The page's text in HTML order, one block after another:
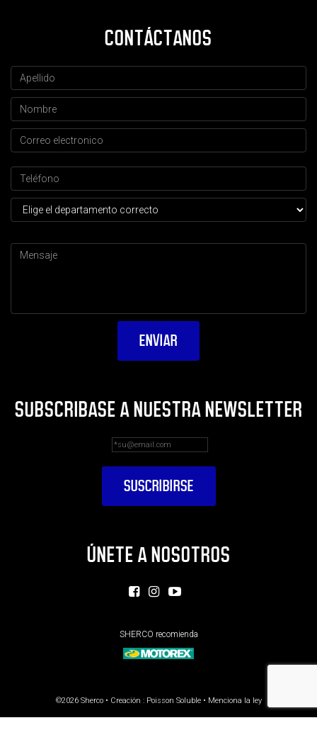
CONTÁCTANOS
SUBSCRIBASE A NUESTRA NEWSLETTER
ÚNETE A NOSOTROS
SHERCO recomienda
©2026 Sherco • Creación : Poisson Soluble• Menciona la ley